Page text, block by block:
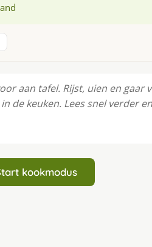
aan tafel. Rijst, uien en gaar
de keuken. Lees snel verder
kookmodus